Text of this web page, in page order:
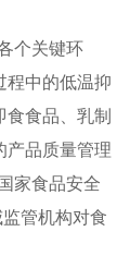
个关键环
程中的低温抑
食食品、乳制
产品质量管理
家食品安全
管机构对食